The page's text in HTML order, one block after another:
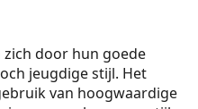
door hun goede
jeugdige stijl. Het
van hoogwaardige